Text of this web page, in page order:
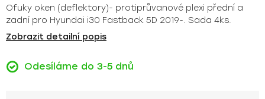
Ofuky oken (deflektory)- protiprůvanové plexi přední a
zadní pro Hyundai i30 Fastback 5D 2019-. Sada 4ks.
Zobrazit detailní popis
Odesíláme do 3-5 dnů